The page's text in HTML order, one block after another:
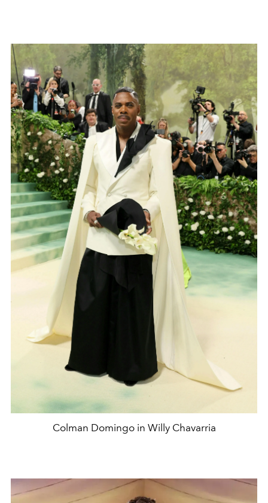
Colman Domingo in Willy Chavarria